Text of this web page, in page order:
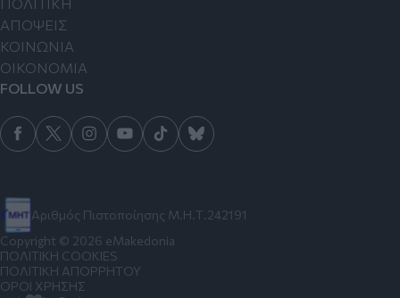
Αριθμός Πιστοποίησης Μ.Η.Τ.242191
ΑΠΟΨΕΙΣ
ΚΟΙΝΩΝΙΑ
ΟΙΚΟΝΟΜΙΑ
FOLLOW US
Copyright © 2026 eMakedonia
ΠΟΛΙΤΙΚΗ COOKIES
ΠΟΛΙΤΙΚΗ ΑΠΟΡΡΗΤΟΥ
ΟΡΟΙ ΧΡΗΣΗΣ